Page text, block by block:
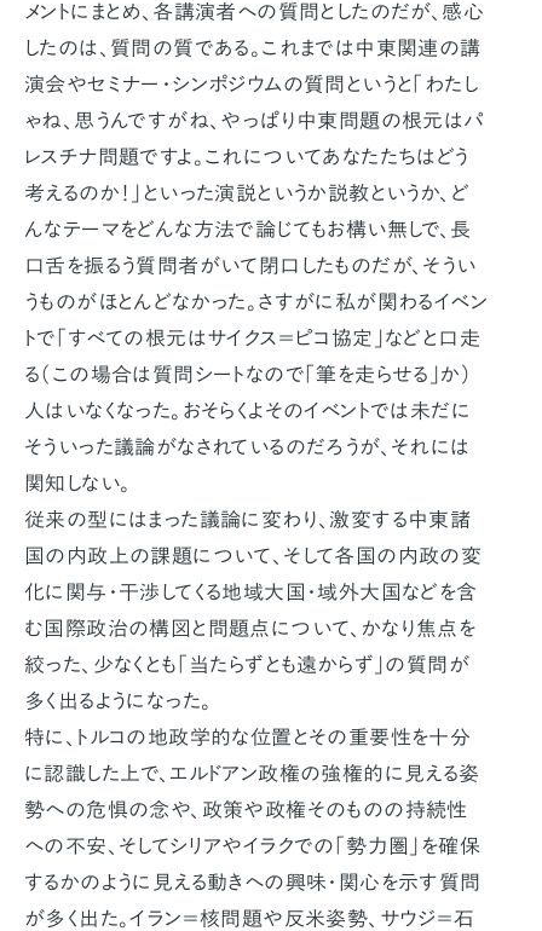
メントにまとめ、各講演者への質問としたのだが、感心
したのは、質問の質である。これまでは中東関連の講
演会やセミナー・シンポジウムの質問というと「わたし
ゃね、思うんですがね、やっぱり中東問題の根元はパ
レスチナ問題ですよ。これについてあなたたちはどう
考えるのか！」といった演説というか説教というか、ど
んなテーマをどんな方法で論じてもお構い無しで、長
口舌を振るう質問者がいて閉口したものだが、そうい
うものがほとんどなかった。さすがに私が関わるイベン
トで「すべての根元はサイクス＝ピコ協定」などと口走
る（この場合は質問シートなので「筆を走らせる」か）
人はいなくなった。おそらくよそのイベントでは未だに
そういった議論がなされているのだろうが、それには
関知しない。
従来の型にはまった議論に変わり、激変する中東諸
国の内政上の課題について、そして各国の内政の変
化に関与・干渉してくる地域大国・域外大国などを含
む国際政治の構図と問題点について、かなり焦点を
絞った、少なくとも「当たらずとも遠からず」の質問が
多く出るようになった。
特に、トルコの地政学的な位置とその重要性を十分
に認識した上で、エルドアン政権の強権的に見える姿
勢への危惧の念や、政策や政権そのものの持続性
への不安、そしてシリアやイラクでの「勢力圏」を確保
するかのように見える動きへの興味・関心を示す質問
が多く出た。イラン＝核問題や反米姿勢、サウジ＝石